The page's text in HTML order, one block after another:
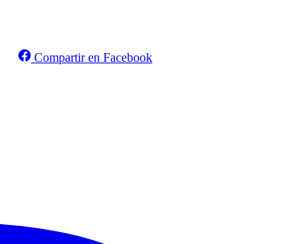
Compartir en Facebook